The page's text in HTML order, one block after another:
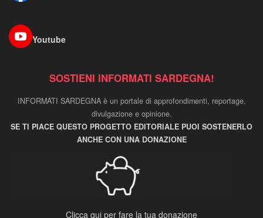
Youtube
SOSTIENI INFORMATI SARDEGNA!
INFORMATI SARDEGNA è un portale di approfondimenti, reportage,
divulgazione e opinione.
SE TI PIACE QUESTO PROGETTO EDITORIALE PUOI SOSTENERLO
ANCHE CON UNA DONAZIONE
Clicca qui per fare la tua donazione